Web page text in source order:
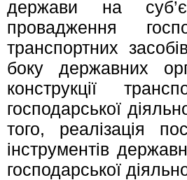
держави на
провадження
транспортних
боку державних
конструкції
господарської
того, реалізація
інструментів
господарської